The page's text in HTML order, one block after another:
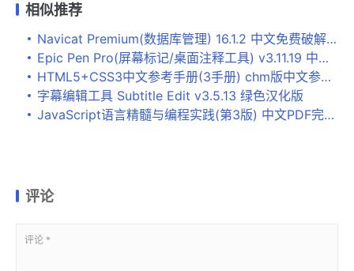
相似推荐
Navicat Premium(数据库管理) 16.1.2 中文免费破解版(附安装教程) 32位
Epic Pen Pro(屏幕标记/桌面注释工具) v3.11.19 中文专业激活版
HTML5+CSS3中文参考手册(3手册) chm版中文参考手册打包
字幕编辑工具 Subtitle Edit v3.5.13 绿色汉化版
JavaScript语言精髓与编程实践(第3版) 中文PDF完整版
评论